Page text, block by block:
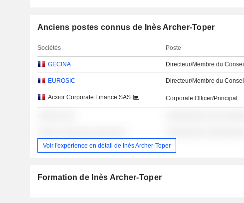
Anciens postes connus de Inès Archer-Toper
Sociétés Poste
GECINA Directeur/Membre du Conseil
EUROSIC Directeur/Membre du Conseil
Acxior Corporate Finance SAS Corporate Officer/Principal
Voir l'expérience en détail de Inès Archer-Toper
Formation de Inès Archer-Toper